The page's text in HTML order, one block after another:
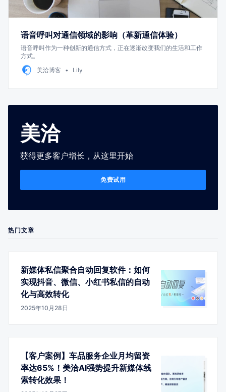
语音呼叫对通信领域的影响（革新通信体验）
语音呼叫作为一种创新的通信方式，正在逐渐改变我们的生活和工作
方式。
美洽博客
Lily
美洽
获得更多客户增长，从这里开始
免费试用
热门文章
新媒体私信聚合自动回复软件：如何
实现抖音、微信、小红书私信的自动
化与高效转化
2025年10月28日
【客户案例】车品服务企业月均留资
率达65%！美洽AI强势提升新媒体线
索转化效果！